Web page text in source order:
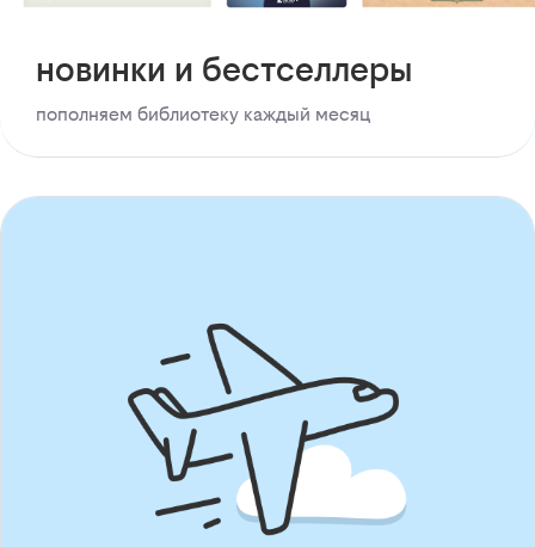
новинки и бестселлеры
пополняем библиотеку каждый месяц